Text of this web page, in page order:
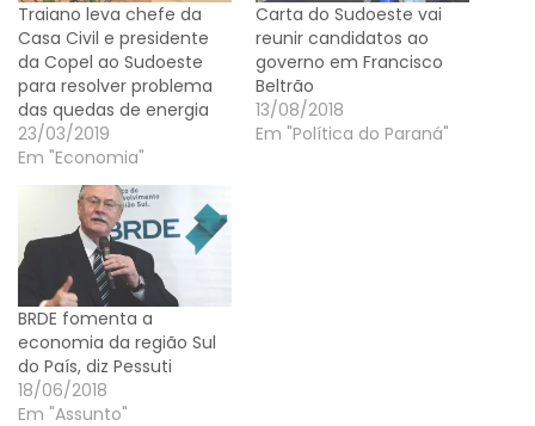
Traiano leva chefe da
Casa Civil e presidente
da Copel ao Sudoeste
para resolver problema
das quedas de energia
23/03/2019
Em "Economia"
Carta do Sudoeste vai
reunir candidatos ao
governo em Francisco
Beltrão
13/08/2018
Em "Política do Paraná"
BRDE fomenta a
economia da região Sul
do País, diz Pessuti
18/06/2018
Em "Assunto"